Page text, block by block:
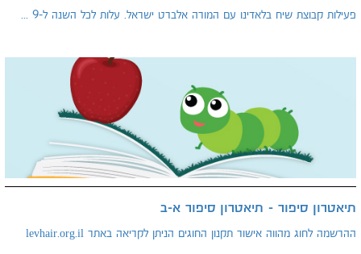
פעילות קבוצת שיח בלאדינו עם המורה אלברט ישראל. עלות לכל השנה ל-9 ...
תיאטרון סיפור - תיאטרון סיפור א-ב
ההרשמה לחוג מהווה אישור תקנון החוגים הניתן לקריאה באתר levhair.org.il